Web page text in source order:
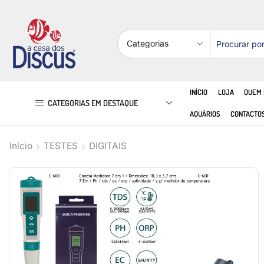
CATEGORIAS EM DESTAQUE
INÍCIO LOJA QUEM
AQUÁRIOS
Início TESTES DIGITAIS